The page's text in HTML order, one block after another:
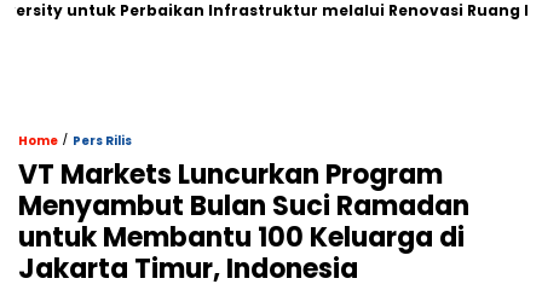
untuk Perbaikan Infrastruktur melalui Renovasi Ruang Publik
Home / Pers Rilis
VT Markets Luncurkan Program
Menyambut Bulan Suci Ramadan
untuk Membantu 100 Keluarga di
Jakarta Timur, Indonesia